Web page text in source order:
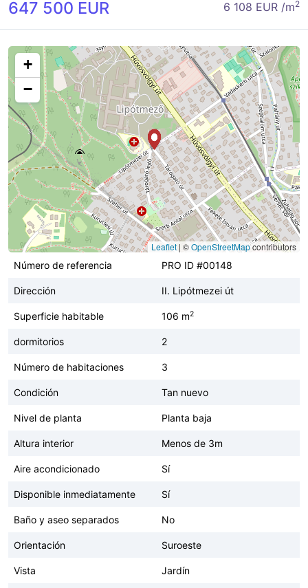
647 500 EUR 6 108 EUR /m2
+
−
Leaflet | ©OpenStreetMapcontributors
Número de referencia
PRO ID #00148
Dirección II. Lipótmezei út
Superficie habitable 106 m2
dormitorios 2
Número de habitaciones 3
Condición Tan nuevo
Nivel de planta Planta baja
Altura interior Menos de 3m
Aire acondicionado Sí
Disponible inmediatamente Sí
Baño y aseo separados No
Orientación Suroeste
Vista Jardín